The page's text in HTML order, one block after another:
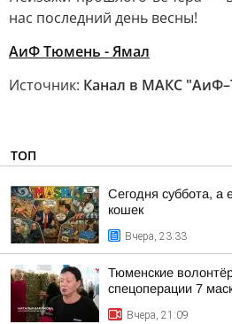
нас последний день весны!
АиФ Тюмень - Ямал
Источник: Канал в МАКС
ТОП
Сегодня суббота,
кошек
Вчера, 23:33
Тюменские
спецоперации 7
Вчера, 21:09